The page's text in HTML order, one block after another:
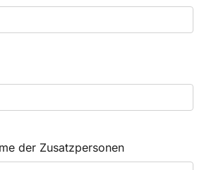
der Zusatzpersonen